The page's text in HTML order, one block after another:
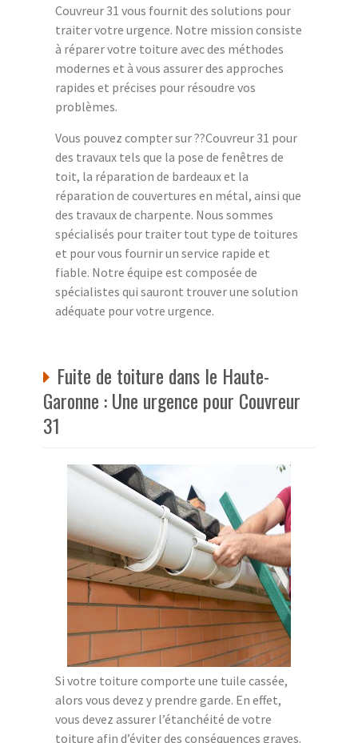
Couvreur 31 vous fournit des solutions pour
traiter votre urgence. Notre mission consiste
à réparer votre toiture avec des méthodes
modernes et à vous assurer des approches
rapides et précises pour résoudre vos
problèmes.
Vous pouvez compter sur ??Couvreur 31 pour
des travaux tels que la pose de fenêtres de
toit, la réparation de bardeaux et la
réparation de couvertures en métal, ainsi que
des travaux de charpente. Nous sommes
spécialisés pour traiter tout type de toitures
et pour vous fournir un service rapide et
fiable. Notre équipe est composée de
spécialistes qui sauront trouver une solution
adéquate pour votre urgence.
Fuite de toiture dans le Haute-
Garonne : Une urgence pour Couvreur
31
Si votre toiture comporte une tuile cassée,
alors vous devez y prendre garde. En effet,
vous devez assurer l’étanchéité de votre
toiture afin d’éviter des conséquences graves.